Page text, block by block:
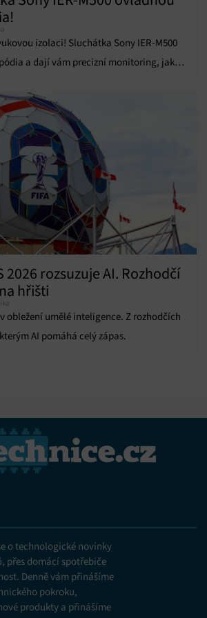
zařízení, Identifikace
přenášených
předcházení a zjišťování
a obsahu, Ukládání a sdělování
údajů.
izolaci! Sluchátka Sony IER-M500
a dají vám precizní monitoring, jaký
2026 rozsuzuje AI. Rozhodčí
hřišti
obležení umělé inteligence. Z rozhodčích
AI pomáhá celý zápas.
o technologické novinky
přes domácí spotřebiče
Denně vám přinášíme
pokroku,
produkty a přinášíme